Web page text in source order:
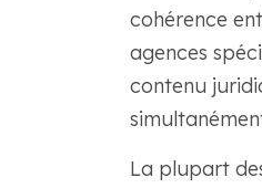
cohérence
agences
contenu
La plupart